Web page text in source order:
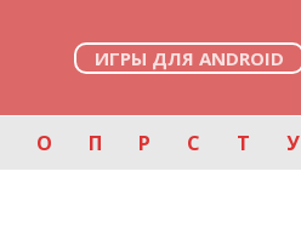
ИГРЫ ДЛЯ ANDROID
О П Р С Т У